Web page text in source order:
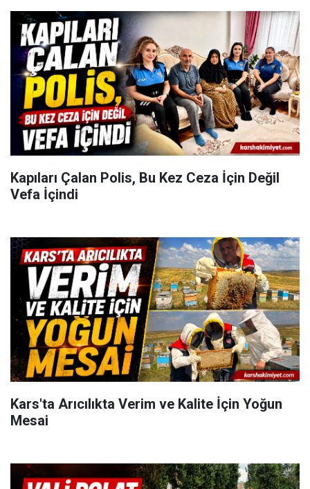
Kapıları Çalan Polis, Bu Kez Ceza İçin Değil
Vefa İçindi
Kars'ta Arıcılıkta Verim ve Kalite İçin Yoğun
Mesai